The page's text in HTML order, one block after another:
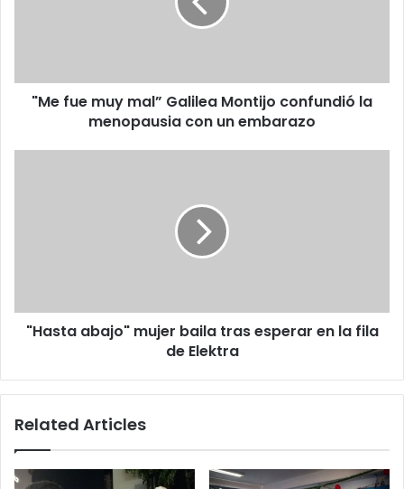
menopausia
con"Me fue muy mal” Galilea Montijo confundió la
menopausia con un embarazo
fila
de"Hasta abajo" mujer baila tras esperar en la fila
de Elektra
Related Articles